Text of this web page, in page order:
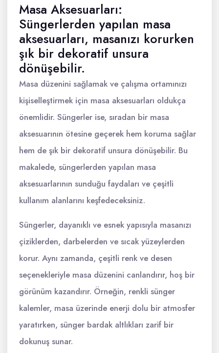
Masa Aksesuarları:
Süngerlerden yapılan masa
aksesuarları, masanızı korurken
şık bir dekoratif unsura
dönüşebilir.
Masa düzenini sağlamak ve çalışma ortamınızı
kişiselleştirmek için masa aksesuarları oldukça
önemlidir. Süngerler ise, sıradan bir masa
aksesuarının ötesine geçerek hem koruma sağlar
hem de şık bir dekoratif unsura dönüşebilir. Bu
makalede, süngerlerden yapılan masa
aksesuarlarının sunduğu faydaları ve çeşitli
kullanım alanlarını keşfedeceksiniz.
Süngerler, dayanıklı ve esnek yapısıyla masanızı
çiziklerden, darbelerden ve sıcak yüzeylerden
korur. Aynı zamanda, çeşitli renk ve desen
seçenekleriyle masa düzenini canlandırır, hoş bir
görünüm kazandırır. Örneğin, renkli sünger
kalemler, masa üzerinde enerji dolu bir atmosfer
yaratırken, sünger bardak altlıkları zarif bir
dokunuş sunar.